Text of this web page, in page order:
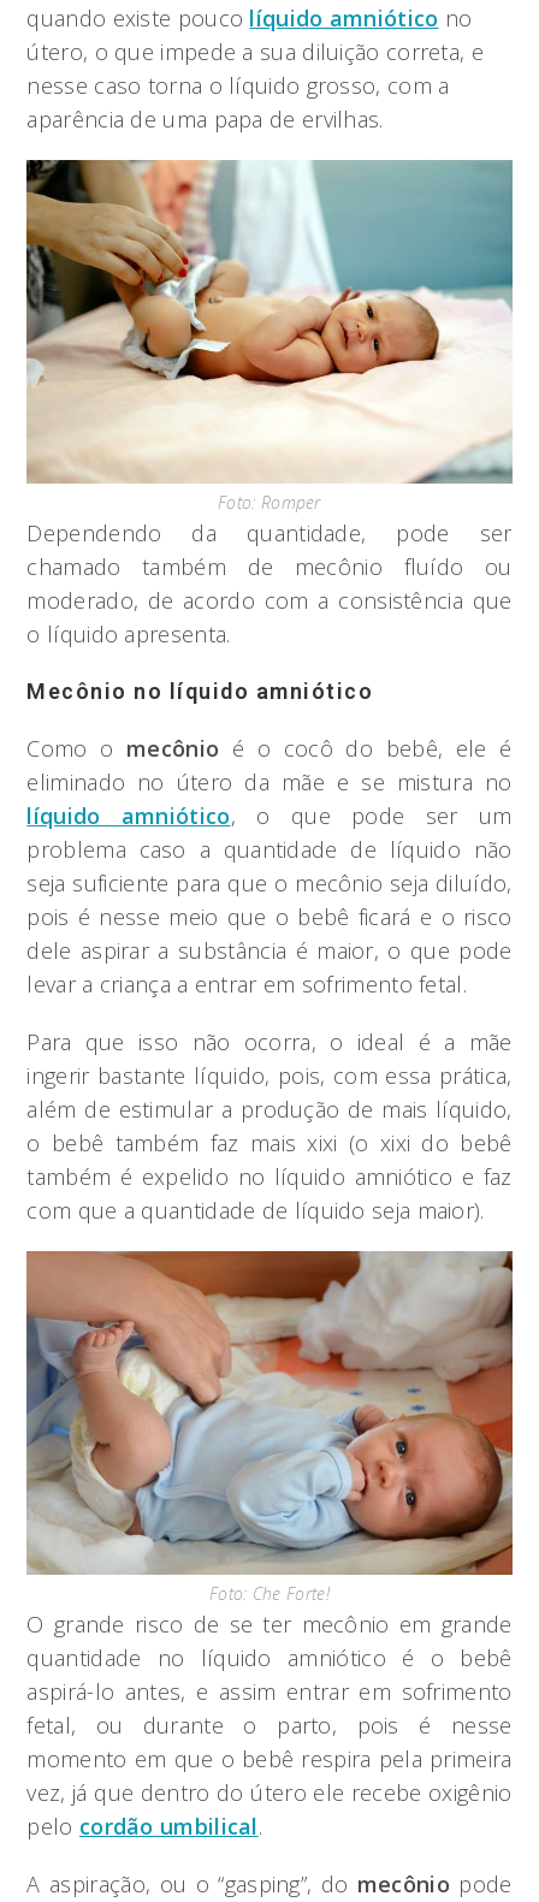
quando existe pouco líquido amniótico no
útero, o que impede a sua diluição correta, e
nesse caso torna o líquido grosso, com a
aparência de uma papa de ervilhas.
Foto: Romper
Dependendo da quantidade, pode ser
chamado também de mecônio fluído ou
moderado, de acordo com a consistência que
o líquido apresenta.
Mecônio no líquido amniótico
Como o mecônio é o cocô do bebê, ele é
eliminado no útero da mãe e se mistura no
líquido amniótico, o que pode ser um
problema caso a quantidade de líquido não
seja suficiente para que o mecônio seja diluído,
pois é nesse meio que o bebê ficará e o risco
dele aspirar a substância é maior, o que pode
levar a criança a entrar em sofrimento fetal.
Para que isso não ocorra, o ideal é a mãe
ingerir bastante líquido, pois, com essa prática,
além de estimular a produção de mais líquido,
o bebê também faz mais xixi (o xixi do bebê
também é expelido no líquido amniótico e faz
com que a quantidade de líquido seja maior).
Foto: Che Forte!
O grande risco de se ter mecônio em grande
quantidade no líquido amniótico é o bebê
aspirá-lo antes, e assim entrar em sofrimento
fetal, ou durante o parto, pois é nesse
momento em que o bebê respira pela primeira
vez, já que dentro do útero ele recebe oxigênio
pelo cordão umbilical.
A aspiração, ou o “gasping”, do mecônio pode